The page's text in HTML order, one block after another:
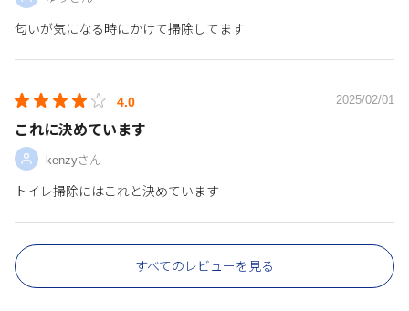
匂いが気になる時にかけて掃除してます
4.0 2025/02/01
これに決めています
kenzyさん
トイレ掃除にはこれと決めています
すべてのレビューを見る